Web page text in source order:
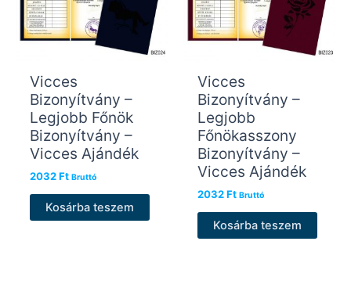
Vicces
Bizonyítvány –
Legjobb Főnök
Bizonyítvány –
Vicces Ajándék
2032Ft Bruttó
Kosárba teszem
Vicces
Bizonyítvány –
Legjobb
Főnökasszony
Bizonyítvány –
Vicces Ajándék
2032Ft Bruttó
Kosárba teszem